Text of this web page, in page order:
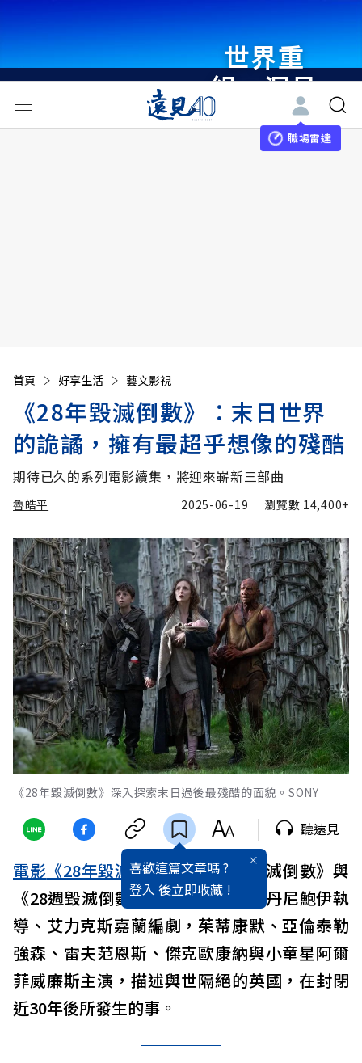
世界重
組・洞見
未來 與
世界領袖
職場雷達
首頁 好享生活 藝文影視
《28年毀滅倒數》：末日世界
的詭譎，擁有最超乎想像的殘酷
期待已久的系列電影續集，將迎來嶄新三部曲
魯皓平 2025-06-19 瀏覽數 14,400+
《28年毀滅倒數》深入探索末日過後最殘酷的面貌。SONY
喜歡這篇文章嗎 ?
登入 後立即收藏 !
聽遠見
電影 《28年毀滅倒數》是《28天毀滅倒數》與
《28週毀滅倒數》的續集，故事由丹尼鮑伊執
導、艾力克斯嘉蘭編劇，茱蒂康默、亞倫泰勒
強森、雷夫范恩斯、傑克歐康納與小童星阿爾
菲威廉斯主演，描述與世隔絕的英國，在封閉
近30年後所發生的事。